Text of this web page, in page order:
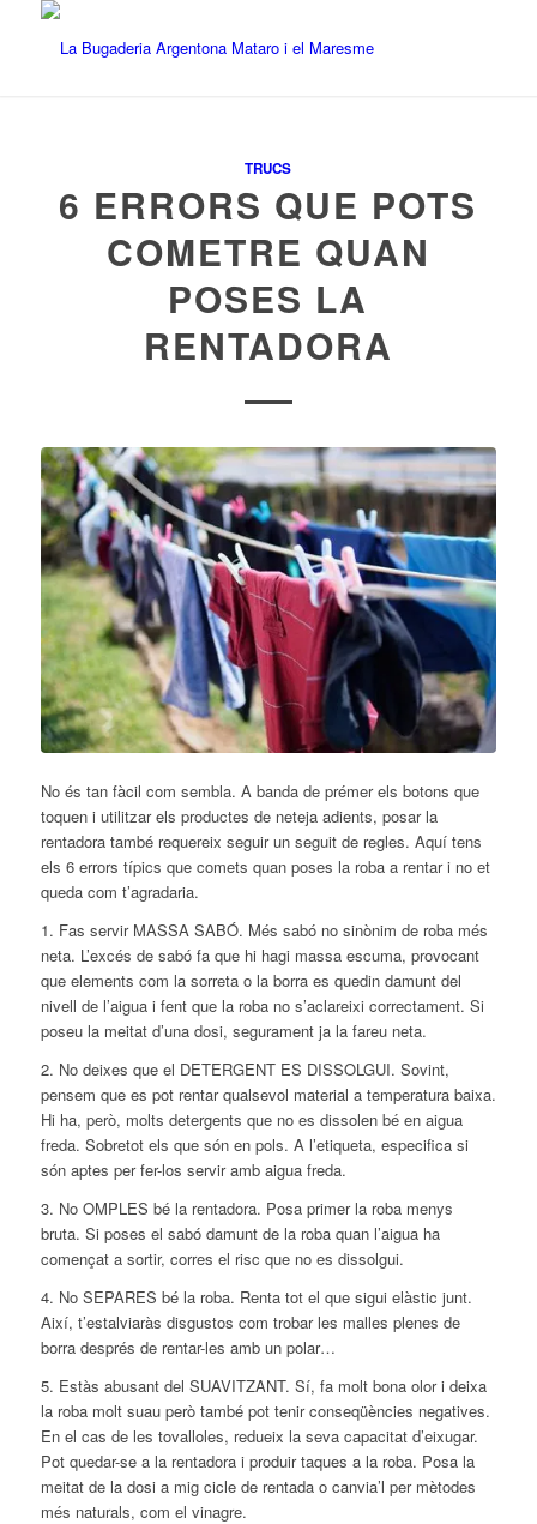
TRUCS
6 ERRORS QUE POTS
COMETRE QUAN
POSES LA
RENTADORA
No és tan fàcil com sembla. A banda de prémer els botons que
toquen i utilitzar els productes de neteja adients, posar la
rentadora també requereix seguir un seguit de regles. Aquí tens
els 6 errors típics que comets quan poses la roba a rentar i no et
queda com t’agradaria.
1. Fas servir MASSA SABÓ. Més sabó no sinònim de roba més
neta. L’excés de sabó fa que hi hagi massa escuma, provocant
que elements com la sorreta o la borra es quedin damunt del
nivell de l’aigua i fent que la roba no s’aclareixi correctament. Si
poseu la meitat d’una dosi, segurament ja la fareu neta.
2. No deixes que el DETERGENT ES DISSOLGUI. Sovint,
pensem que es pot rentar qualsevol material a temperatura baixa.
Hi ha, però, molts detergents que no es dissolen bé en aigua
freda. Sobretot els que són en pols. A l’etiqueta, especifica si
són aptes per fer-los servir amb aigua freda.
3. No OMPLES bé la rentadora. Posa primer la roba menys
bruta. Si poses el sabó damunt de la roba quan l’aigua ha
començat a sortir, corres el risc que no es dissolgui.
4. No SEPARES bé la roba. Renta tot el que sigui elàstic junt.
Així, t’estalviaràs disgustos com trobar les malles plenes de
borra després de rentar-les amb un polar…
5. Estàs abusant del SUAVITZANT. Sí, fa molt bona olor i deixa
la roba molt suau però també pot tenir conseqüències negatives.
En el cas de les tovalloles, redueix la seva capacitat d’eixugar.
Pot quedar-se a la rentadora i produir taques a la roba. Posa la
meitat de la dosi a mig cicle de rentada o canvia’l per mètodes
més naturals, com el vinagre.